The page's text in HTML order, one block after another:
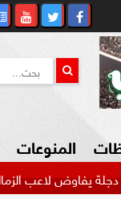
المنوعات
الزمالك